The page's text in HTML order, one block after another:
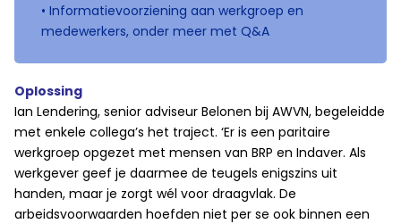
• Informatievoorziening aan werkgroep en
medewerkers, onder meer met Q&A
Oplossing
Ian Lendering, senior adviseur Belonen bij AWVN, begeleidde
met enkele collega’s het traject. ‘Er is een paritaire
werkgroep opgezet met mensen van BRP en Indaver. Als
werkgever geef je daarmee de teugels enigszins uit
handen, maar je zorgt wél voor draagvlak. De
arbeidsvoorwaarden hoefden niet per se ook binnen een